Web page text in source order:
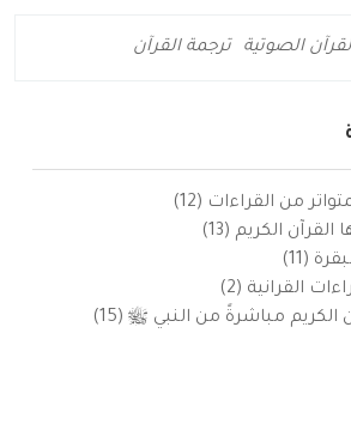
الصوتية ترجمة القرآن
من القراءات (12)
الكريم (13)
(11)
القرانية (2)
الكريم مباشرةً من النبي ﷺ (15)